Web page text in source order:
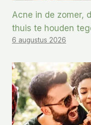
Acne in de zomer,
thuis te houden
6 augustus 2026